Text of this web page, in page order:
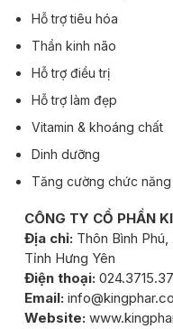
Hỗ trợ tiêu hóa
Thần kinh não
Hỗ trợ điều trị
Hỗ trợ làm đẹp
Vitamin & khoáng chất
Dinh dưỡng
Tăng cường chức năng
CÔNG TY CỔ PHẦN
Địa chỉ: Thôn Bình Phú,
Tỉnh Hưng Yên
Điện thoại:
Email:
Website: